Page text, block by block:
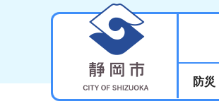
防災